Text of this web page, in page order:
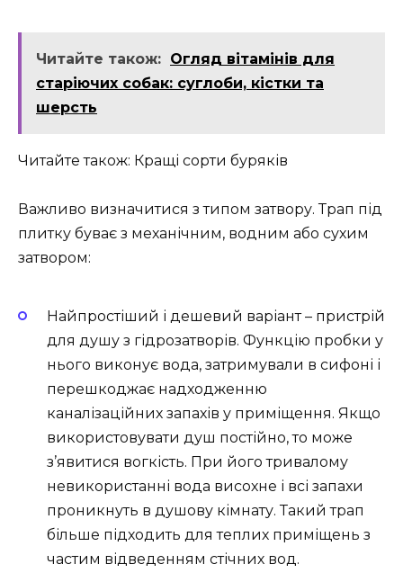
Читайте також: Огляд вітамінів для
старіючих собак: суглоби, кістки та
шерсть
Читайте також: Кращі сорти буряків
Важливо визначитися з типом затвору. Трап під
плитку буває з механічним, водним або сухим
затвором:
Найпростіший і дешевий варіант – пристрій
для душу з гідрозатворів. Функцію пробки у
нього виконує вода, затримували в сифоні і
перешкоджає надходженню
каналізаційних запахів у приміщення. Якщо
використовувати душ постійно, то може
з’явитися вогкість. При його тривалому
невикористанні вода висохне і всі запахи
проникнуть в душову кімнату. Такий трап
більше підходить для теплих приміщень з
частим відведенням стічних вод.